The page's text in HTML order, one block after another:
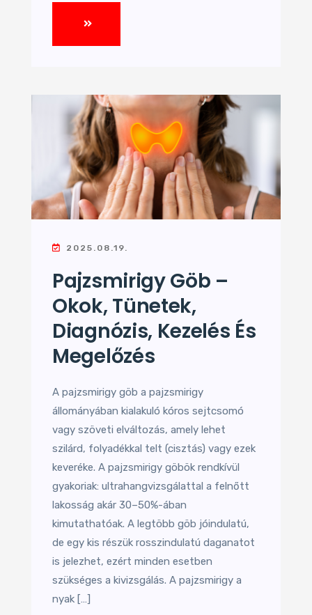
2025.08.19.
Pajzsmirigy Göb –
Okok, Tünetek,
Diagnózis, Kezelés És
Megelőzés
A pajzsmirigy göb a pajzsmirigy
állományában kialakuló kóros sejtcsomó
vagy szöveti elváltozás, amely lehet
szilárd, folyadékkal telt (cisztás) vagy ezek
keveréke. A pajzsmirigy göbök rendkívül
gyakoriak: ultrahangvizsgálattal a felnőtt
lakosság akár 30–50%-ában
kimutathatóak. A legtöbb göb jóindulatú,
de egy kis részük rosszindulatú daganatot
is jelezhet, ezért minden esetben
szükséges a kivizsgálás. A pajzsmirigy a
nyak […]